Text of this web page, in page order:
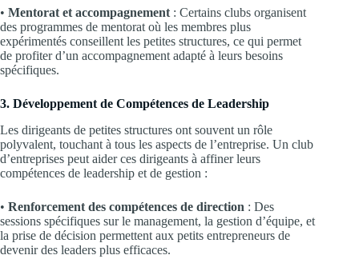
• Mentorat et accompagnement: Certains clubs organisent
des programmes de mentorat où les membres plus
expérimentés conseillent les petites structures, ce qui permet
de profiter d’un accompagnement adapté à leurs besoins
spécifiques.
3. Développement de Compétences de Leadership
Les dirigeants de petites structures ont souvent un rôle
polyvalent, touchant à tous les aspects de l’entreprise. Un club
d’entreprises peut aider ces dirigeants à affiner leurs
compétences de leadership et de gestion :
• Renforcement des compétences de direction : Des
sessions spécifiques sur le management, la gestion d’équipe, et
la prise de décision permettent aux petits entrepreneurs de
devenir des leaders plus efficaces.